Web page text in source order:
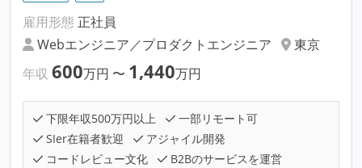
雇用形態 正社員
Webエンジニア／プロダクトエンジニア
東京
年収 600万円 〜 1,440万円
下限年収500万円以上
一部リモート可
SIer在籍者歓迎
アジャイル開発
コードレビュー文化
B2Bのサービスを運営